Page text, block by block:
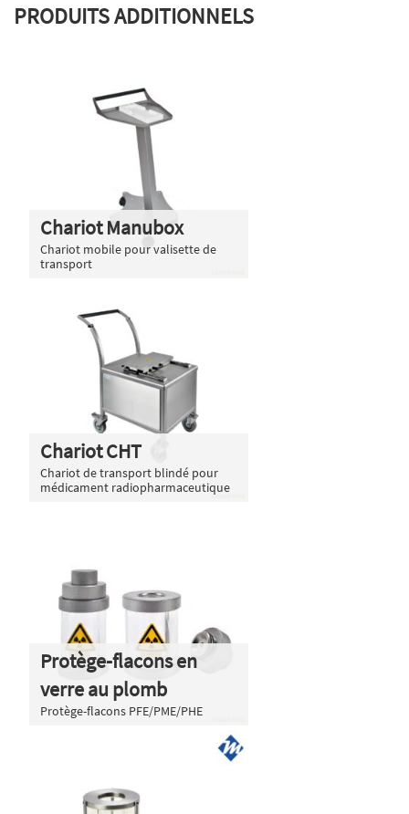
PRODUITS ADDITIONNELS
Chariot Manubox
Chariot mobile pour valisette de
transport
Chariot CHT
Chariot de transport blindé pour
médicament radiopharmaceutique
Protège-flacons en
verre au plomb
Protège-flacons PFE/PME/PHE